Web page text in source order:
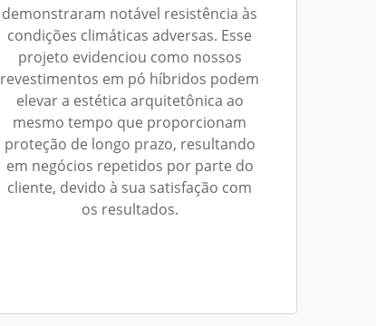
demonstraram notável resistência às
condições climáticas adversas. Esse
projeto evidenciou como nossos
revestimentos em pó híbridos podem
elevar a estética arquitetônica ao
mesmo tempo que proporcionam
proteção de longo prazo, resultando
em negócios repetidos por parte do
cliente, devido à sua satisfação com
os resultados.